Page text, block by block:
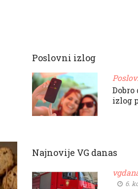
Poslovni izlog
izlog
Najnovije VG danas
6.